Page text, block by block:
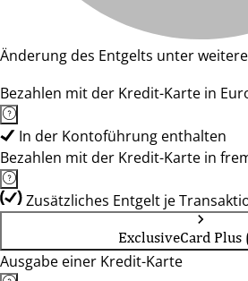
Änderung des Entgelts unter
Bezahlen mit der Kredit-Karte in
In der Kontoführung enthalten
Bezahlen mit der Kredit-Karte in
Zusätzliches Entgelt je
ExclusiveCard Plus
Ausgabe einer Kredit-Karte